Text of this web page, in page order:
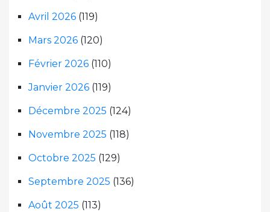
Avril 2026 (119)
Mars 2026 (120)
Février 2026 (110)
Janvier 2026 (119)
Décembre 2025 (124)
Novembre 2025 (118)
Octobre 2025 (129)
Septembre 2025 (136)
Août 2025 (113)